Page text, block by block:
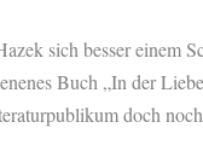
sich besser einem
Buch „In der
doch